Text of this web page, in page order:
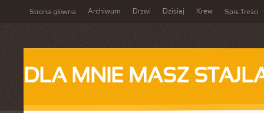
Strona główna Archiwum Drzwi Dzisiaj Krew Spis Treści
DLA MNIE MASZ